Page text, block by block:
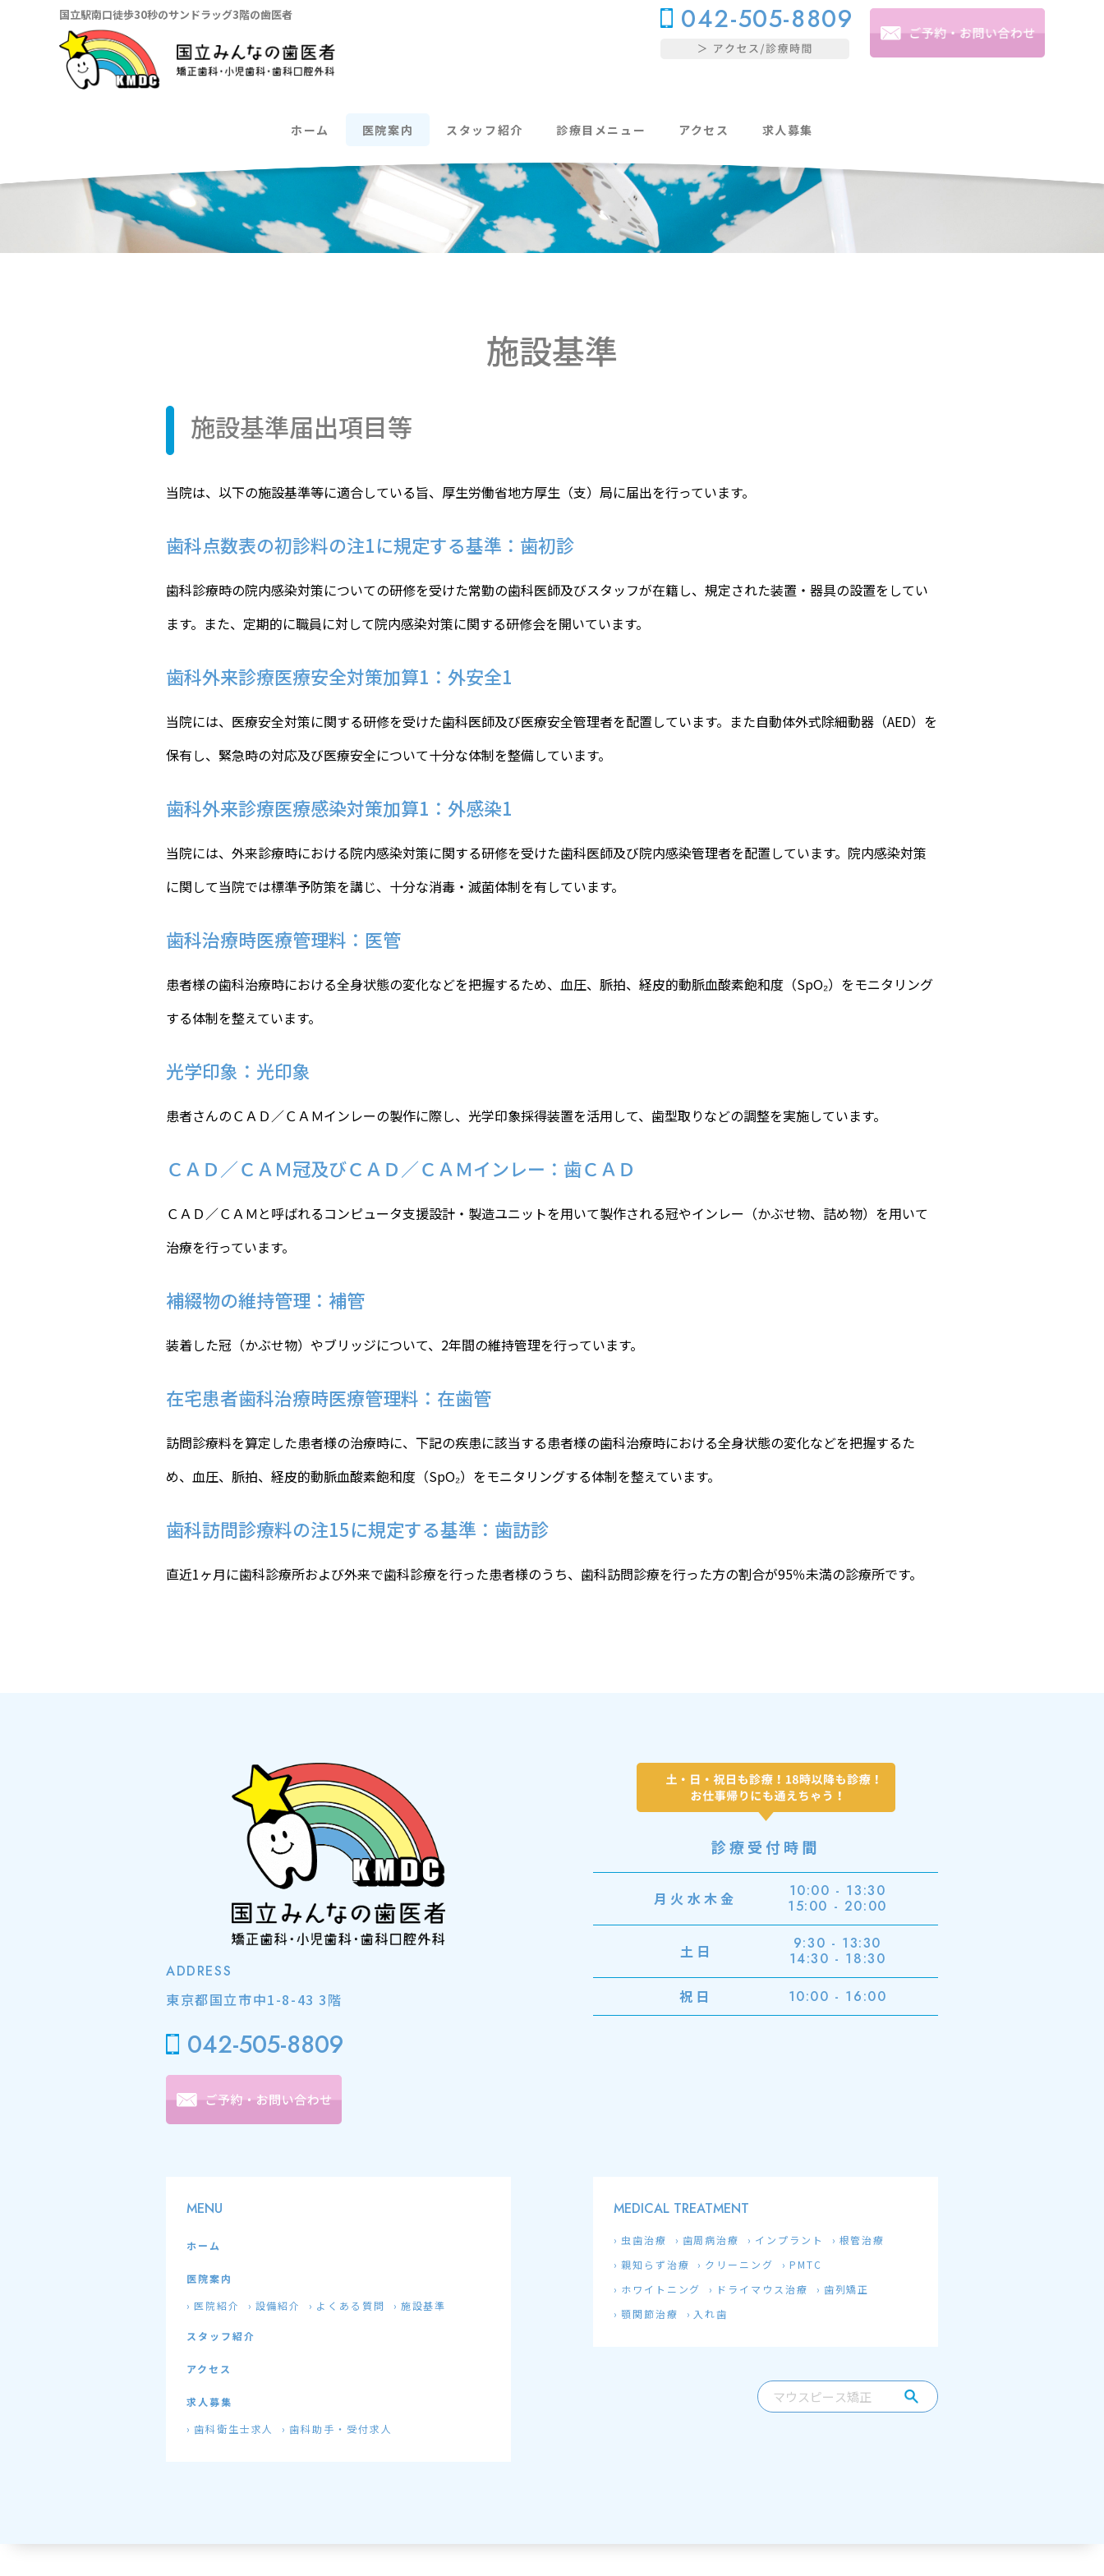
国立駅南口徒歩30秒のサンドラッグ3階の歯医者 042-505-8809
ホーム 医院案内 スタッフ紹介 診療目メニュー アクセス 求人募集
施設基準
施設基準届出項目等
当院は、以下の施設基準等に適合している旨、厚生労働省地方厚生（支）局に届出を行っています。
歯科点数表の初診料の注1に規定する基準：歯初診
歯科診療時の院内感染対策についての研修を受けた常勤の歯科医師及びスタッフが在籍し、規定された装置・器具の設置をしてい
ます。また、定期的に職員に対して院内感染対策に関する研修会を開いています。
歯科外来診療医療安全対策加算1：外安全1
当院には、医療安全対策に関する研修を受けた歯科医師及び医療安全管理者を配置しています。また自動体外式除細動器（AED）を
保有し、緊急時の対応及び医療安全について十分な体制を整備しています。
歯科外来診療医療感染対策加算1：外感染1
当院には、外来診療時における院内感染対策に関する研修を受けた歯科医師及び院内感染管理者を配置しています。院内感染対策
に関して当院では標準予防策を講じ、十分な消毒・滅菌体制を有しています。
歯科治療時医療管理料：医管
患者様の歯科治療時における全身状態の変化などを把握するため、血圧、脈拍、経皮的動脈血酸素飽和度（SpO₂）をモニタリング
する体制を整えています。
光学印象：光印象
患者さんのＣＡＤ／ＣＡＭインレーの製作に際し、光学印象採得装置を活用して、歯型取りなどの調整を実施しています。
ＣＡＤ／ＣＡＭ冠及びＣＡＤ／ＣＡＭインレー：歯ＣＡＤ
ＣＡＤ／ＣＡＭと呼ばれるコンピュータ支援設計・製造ユニットを用いて製作される冠やインレー（かぶせ物、詰め物）を用いて
治療を行っています。
補綴物の維持管理：補管
装着した冠（かぶせ物）やブリッジについて、2年間の維持管理を行っています。
在宅患者歯科治療時医療管理料：在歯管
訪問診療料を算定した患者様の治療時に、下記の疾患に該当する患者様の歯科治療時における全身状態の変化などを把握するた
め、血圧、脈拍、経皮的動脈血酸素飽和度（SpO₂）をモニタリングする体制を整えています。
歯科訪問診療料の注15に規定する基準：歯訪診
直近1ヶ月に歯科診療所および外来で歯科診療を行った患者様のうち、歯科訪問診療を行った方の割合が95％未満の診療所です。
ADDRESS
東京都国立市中1-8-43 3階
042-505-8809
診療受付時間
月火水木金
10:00 - 13:30
15:00 - 20:00
土日
9:30 - 13:30
14:30 - 18:30
祝日 10:00 - 16:00
MENU
ホーム
医院案内
医院紹介
設備紹介 よくある質問 施設基準
スタッフ紹介
アクセス
求人募集
歯科衛生士求人
歯科助手・受付求人
MEDICAL TREATMENT
虫歯治療 歯周病治療 インプラント
根管治療
親知らず治療
クリーニング
PMTC
ホワイトニング
ドライマウス治療
歯列矯正
顎関節治療
入れ歯